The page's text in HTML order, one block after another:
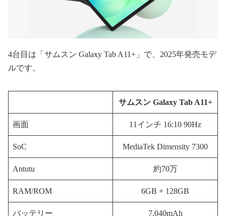
4台目は「サムスン Galaxy Tab A11+」で、2025年発売モデ
ルです。
サムスン Galaxy Tab A11+
画面 11インチ 16:10 90Hz
SoC MediaTek Dimensity 7300
Antutu 約70万
RAM/ROM 6GB + 128GB
バッテリー 7,040mAh